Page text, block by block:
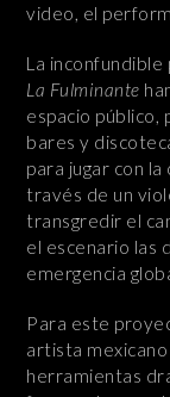
video, el
La
La Fulminante
espacio público,
bares y
para jugar con
través de un
transgredir el
el escenario las
emergencia
Para este
artista
herramientas